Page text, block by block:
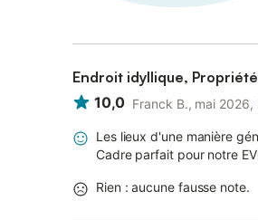
Endroit idyllique,
10,0 Franck B., mai 2026,
Les lieux d'une manière
Cadre parfait pour notre
Rien : aucune fausse note.